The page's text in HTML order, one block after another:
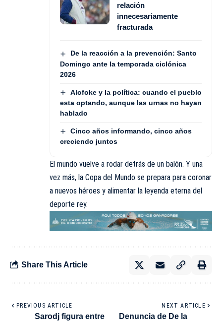
relación
innecesariamente
fracturada
De la reacción a la prevención: Santo
Domingo ante la temporada ciclónica
2026
Alofoke y la política: cuando el pueblo
esta optando, aunque las urnas no hayan
hablado
Cinco años informando, cinco años
creciendo juntos
El mundo vuelve a rodar detrás de un balón. Y una
vez más, la Copa del Mundo se prepara para coronar
a nuevos héroes y alimentar la leyenda eterna del
deporte rey.
Share This Article
PREVIOUS ARTICLE
Sarodj figura entre
NEXT ARTICLE
Denuncia de De la